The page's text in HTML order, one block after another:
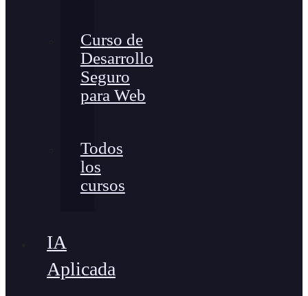
Curso de
Desarrollo
Seguro
para Web
Todos
los
cursos
IA
Aplicada